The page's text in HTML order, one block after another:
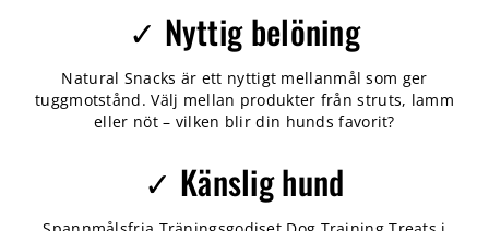
✓ Nyttig belöning
Natural Snacks är ett nyttigt mellanmål som ger
tuggmotstånd. Välj mellan produkter från struts, lamm
eller nöt – vilken blir din hunds favorit?
✓ Känslig hund